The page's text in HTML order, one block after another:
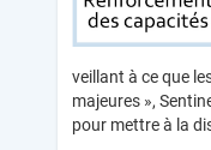
veillant à ce que
majeures »,
pour mettre à la